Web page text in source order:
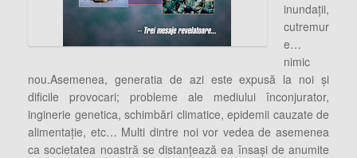
inundaţii,
cutremur
e…
nimic
nou.Asemenea, generatia de azi este expusă la noi şi
dificile provocari; probleme ale mediului înconjurator,
inginerie genetica, schimbări climatice, epidemii cauzate de
alimentaţie, etc… Multi dintre noi vor vedea de asemenea
ca societatea noastră se distanţează ea însaşi de anumite